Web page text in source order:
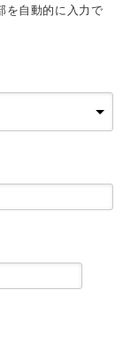
を自動的に入力で